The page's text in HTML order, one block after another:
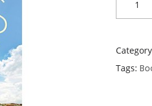
Tags: